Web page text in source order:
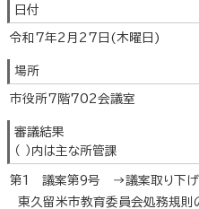
日付
令和7年2月27日(木曜日)
場所
市役所7階702会議室
審議結果
（ ）内は主な所管課
第1 議案第9号 →議案取り下げ（
東久留米市教育委員会処務規則